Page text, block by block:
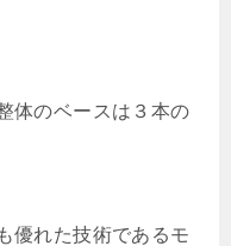
体のベースは３本の
優れた技術であるモ